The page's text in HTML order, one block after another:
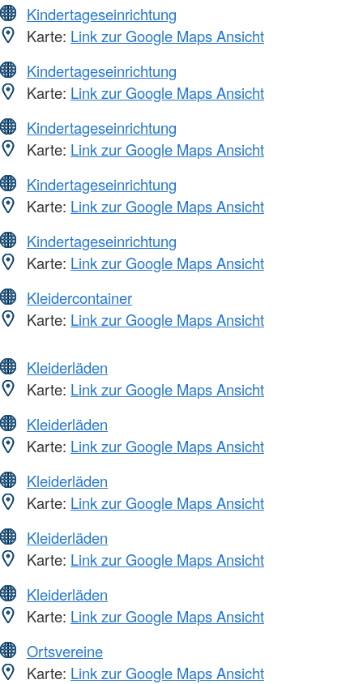
Kindertageseinrichtung
Karte: Link zur Google Maps Ansicht
Kindertageseinrichtung
Karte: Link zur Google Maps Ansicht
Kindertageseinrichtung
Karte: Link zur Google Maps Ansicht
Kindertageseinrichtung
Karte: Link zur Google Maps Ansicht
Kindertageseinrichtung
Karte: Link zur Google Maps Ansicht
Kleidercontainer
Karte: Link zur Google Maps Ansicht
Kleiderläden
Karte: Link zur Google Maps Ansicht
Kleiderläden
Karte: Link zur Google Maps Ansicht
Kleiderläden
Karte: Link zur Google Maps Ansicht
Kleiderläden
Karte: Link zur Google Maps Ansicht
Kleiderläden
Karte: Link zur Google Maps Ansicht
Ortsvereine
Karte: Link zur Google Maps Ansicht